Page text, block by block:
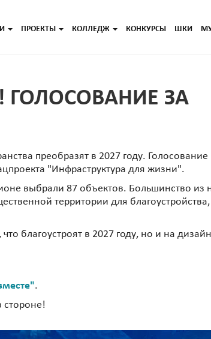
ПРОЕКТЫ КОЛЛЕДЖ КОНКУРСЫ ШКИ
ГОЛОСОВАНИЕ ЗА
преобразят в 2027 году.
"Инфраструктура для жизни".
выбрали 87 объектов. Большинство из
территории для
благоустроят в 2027 году, но и на
.
стороне!